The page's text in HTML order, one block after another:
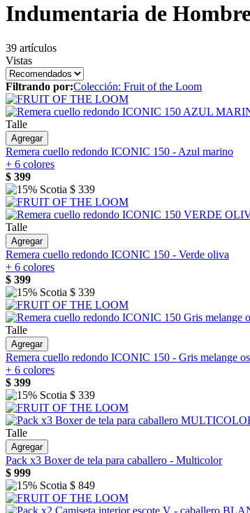
Indumentaria de
39 artículos
Vistas
Filtrando por:Colección: Fruit of the Loom
Talle
Agregar
Remera cuello redondo ICONIC 150 - Azul marino
+ 6 colores
$ 399
$ 339
Talle
Agregar
Remera cuello redondo ICONIC 150 - Verde oliva
+ 6 colores
$ 399
$ 339
Talle
Agregar
Remera cuello redondo ICONIC 150 - Gris melange
+ 6 colores
$ 399
$ 339
Talle
Agregar
Pack x3 Boxer de tela para caballero - Multicolor
$ 999
$ 849